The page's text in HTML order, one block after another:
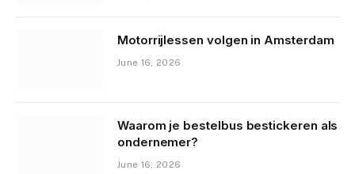
Motorrijlessen volgen in Amsterdam
June 16, 2026
Waarom je bestelbus bestickeren als
ondernemer?
June 16, 2026